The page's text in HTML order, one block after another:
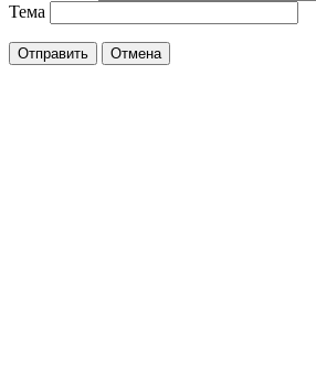
Тема
Отправить Отмена